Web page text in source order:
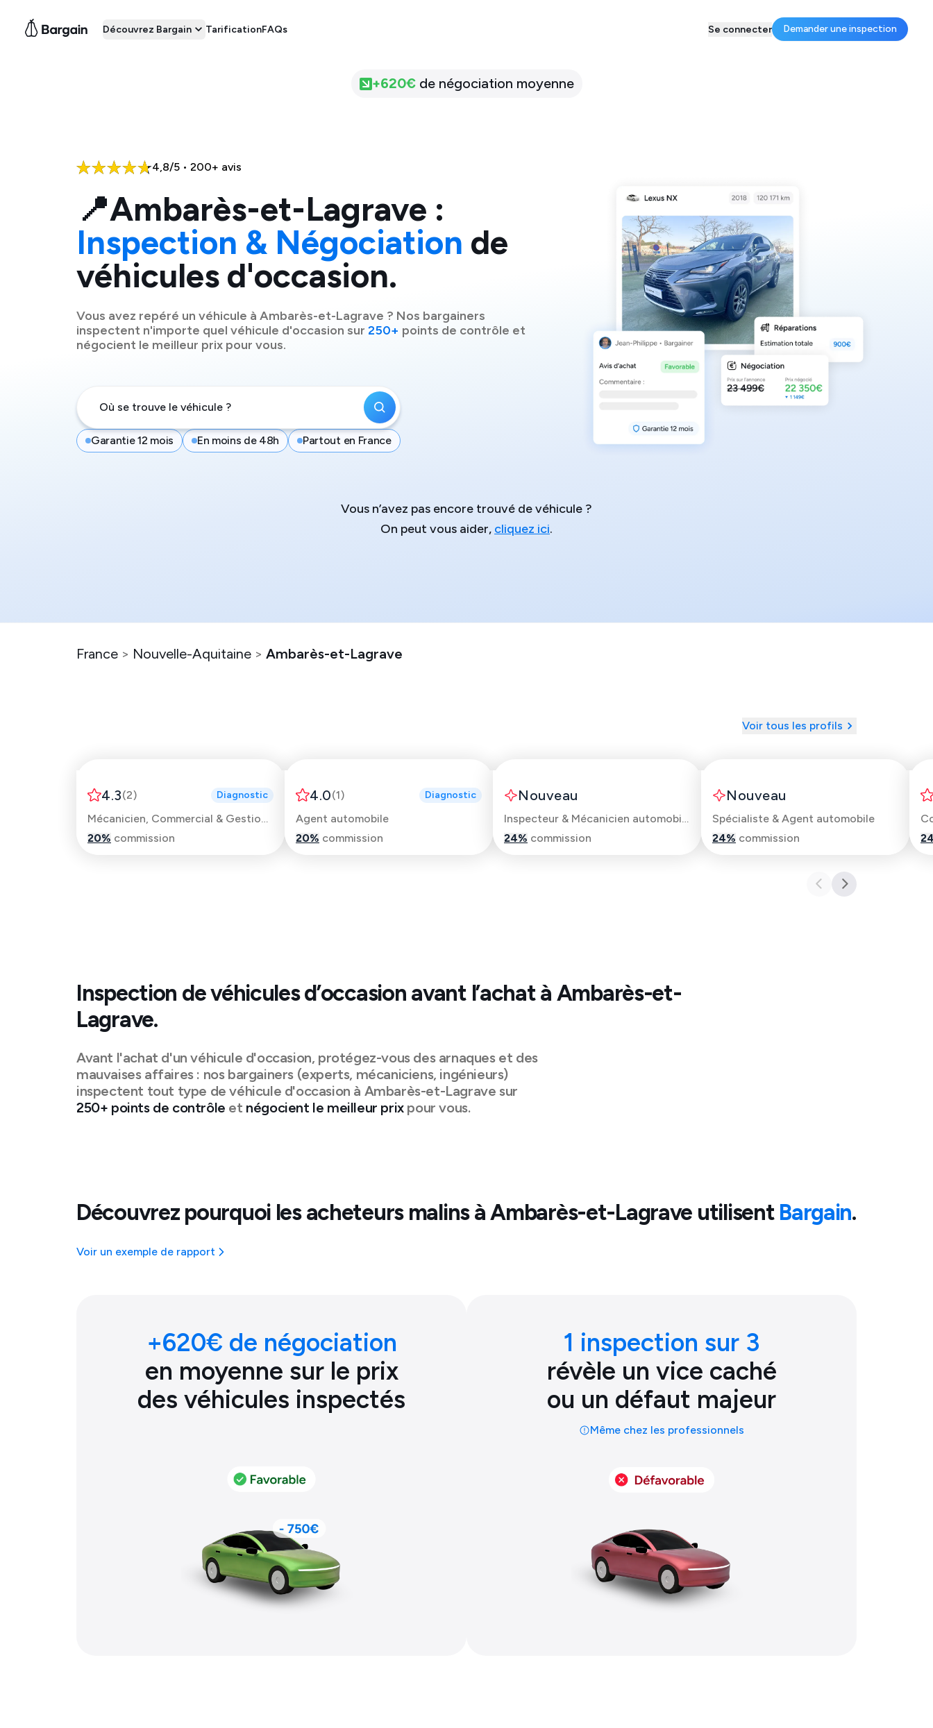
Découvrez Bargain TarificationFAQs Se connecter Demander une inspection
+620€ de négociation moyenne
4,8/5 • 200+ avis
📍Ambarès-et-Lagrave :
Inspection & Négociation de
véhicules d'occasion.
Vous avez repéré un véhicule à Ambarès-et-Lagrave ? Nos bargainers
inspectent n'importe quel véhicule d'occasion sur 250+ points de contrôle et
négocient le meilleur prix pour vous.
Garantie 12 mois En moins de 48h Partout en France
Vous n’avez pas encore trouvé de véhicule ?
On peut vous aider, cliquez ici.
France > Nouvelle-Aquitaine > Ambarès-et-Lagrave
Voir tous les profils
4.3(2) Diagnostic
Mécanicien, Commercial & Gestionnaire de parc
20% commission
4.0(1) Diagnostic
Agent automobile
20% commission
Nouveau
Inspecteur & Mécanicien automobile
24% commission
Nouveau
Spécialiste & Agent automobile
24% commission
Inspection de véhicules d’occasion avant l’achat à Ambarès-et-
Lagrave.
Avant l'achat d'un véhicule d'occasion, protégez-vous des arnaques et des
mauvaises affaires : nos bargainers (experts, mécaniciens, ingénieurs)
inspectent tout type de véhicule d'occasion à Ambarès-et-Lagrave sur
250+ points de contrôle et négocient le meilleur prixpour vous.
Découvrez pourquoi les acheteurs malins àAmbarès-et-Lagrave utilisent Bargain.
Voir un exemple de rapport
+620€ de négociation
en moyenne sur le prix
des véhicules inspectés
1 inspection sur 3
révèle un vice caché
ou un défaut majeur
Même chez les professionnels